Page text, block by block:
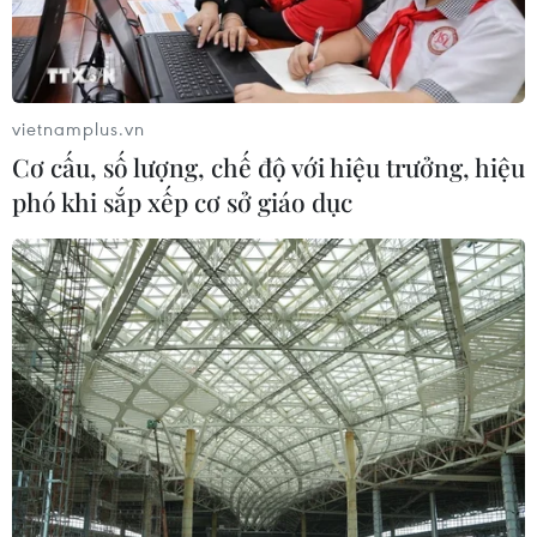
giải Vàng tại Liên hoan Nghệ thuật
châu Á 2026
09/07/2026 04:11
Chile để ngỏ khả năng tổ chức
concert BTS
08/07/2026 23:22
Hòa nhạc “Crescendo - Giao hưởng
kết nối” lan tỏa tinh thần giao lưu
văn hóa
04/07/2026 23:37
Bản quyền âm nhạc ở quán càphê,
nhà hàng: Xây dựng văn hóa tôn
vietnamplus.vn
Cơ cấu, số lượng, chế độ với hiệu trưởng, hiệu
phó khi sắp xếp cơ sở giáo dục